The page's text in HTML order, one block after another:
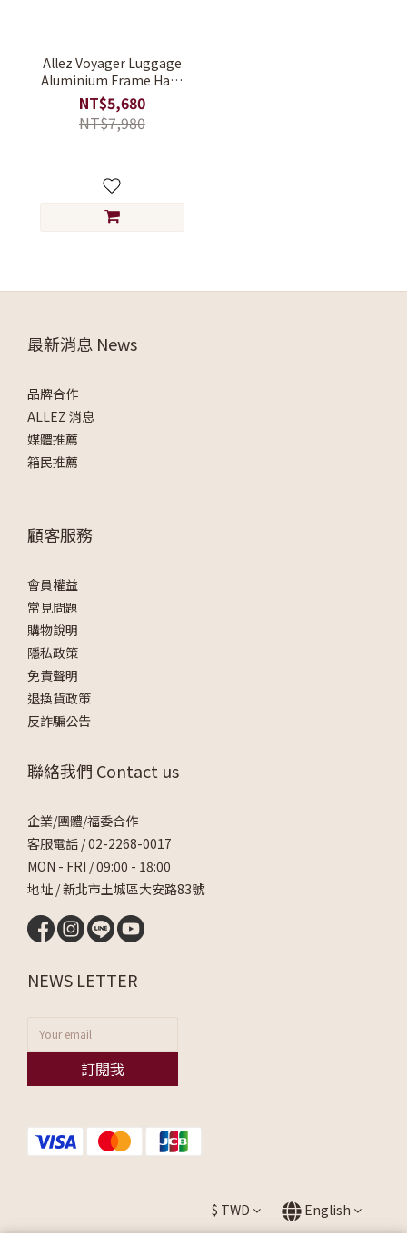
Allez Voyager Luggage
Aluminium Frame Hard
Suitcase ABS+PC 29inch
NT$5,680
NT$7,980
最新消息 News
品牌合作
ALLEZ 消息
媒體推薦
箱民推薦
顧客服務
會員權益
常見問題
購物說明
隱私政策
免責聲明
退換貨政策
反詐騙公告
聯絡我們 Contact us
企業/團體/福委合作
客服電話 /02-2268-0017
MON - FRI / 09:00 - 18:00
地址 / 新北市土城區大安路83號
NEWS LETTER
訂閱我
$ TWD English